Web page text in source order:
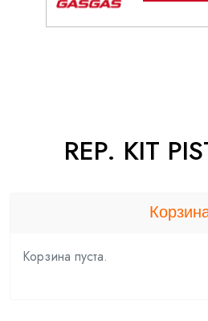
REP. KIT
Корзина пуста.